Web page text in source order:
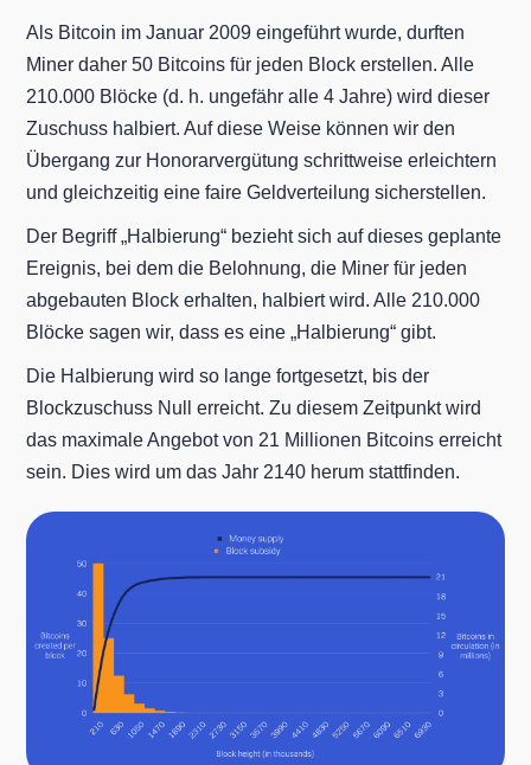
Als Bitcoin im Januar 2009 eingeführt wurde, durften
Miner daher 50 Bitcoins für jeden Block erstellen. Alle
210.000 Blöcke (d. h. ungefähr alle 4 Jahre) wird dieser
Zuschuss halbiert. Auf diese Weise können wir den
Übergang zur Honorarvergütung schrittweise erleichtern
und gleichzeitig eine faire Geldverteilung sicherstellen.
Der Begriff „Halbierung“ bezieht sich auf dieses geplante
Ereignis, bei dem die Belohnung, die Miner für jeden
abgebauten Block erhalten, halbiert wird. Alle 210.000
Blöcke sagen wir, dass es eine „Halbierung“ gibt.
Die Halbierung wird so lange fortgesetzt, bis der
Blockzuschuss Null erreicht. Zu diesem Zeitpunkt wird
das maximale Angebot von 21 Millionen Bitcoins erreicht
sein. Dies wird um das Jahr 2140 herum stattfinden.